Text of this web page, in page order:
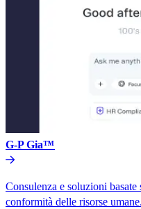
G-P Gia™​​
Consulenza e soluzioni
conformità delle risorse umane.​​